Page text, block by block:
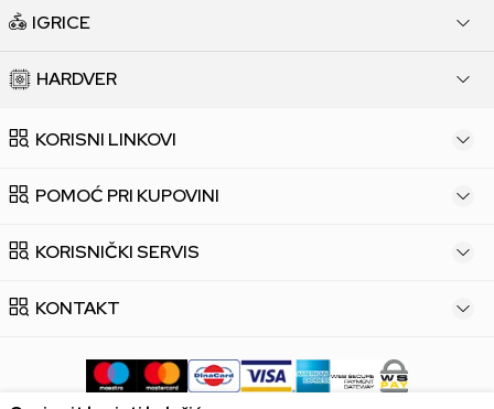
IGRICE
HARDVER
KORISNI LINKOVI
POMOĆ PRI KUPOVINI
KORISNIČKI SERVIS
KONTAKT